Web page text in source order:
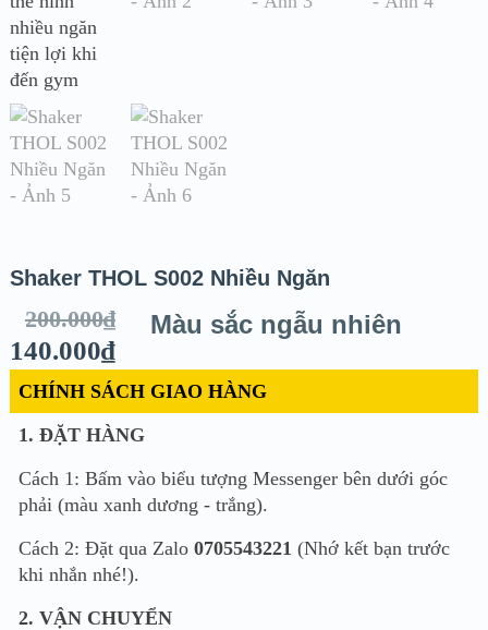
Shaker THOL S002 Nhiều Ngăn
200.000₫
140.000₫
Màu sắc ngẫu nhiên
CHÍNH SÁCH GIAO HÀNG
1. ĐẶT HÀNG
Cách 1: Bấm vào biểu tượng Messenger bên dưới góc
phải (màu xanh dương - trắng).
Cách 2: Đặt qua Zalo 0705543221 (Nhớ kết bạn trước
khi nhắn nhé!).
2. VẬN CHUYỂN